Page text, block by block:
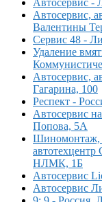
Автосервис,
Валентины
Сервис 48 -
Удаление
Автосервис,
Гагарина, 100
Респект -
Автосервис
Попова, 5А
Шиномонтаж,
НЛМК, 1Б
Автосервис
Автосервис